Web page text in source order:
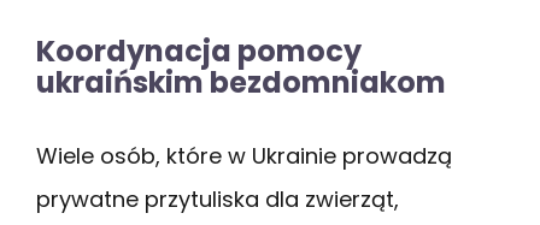
Koordynacja pomocy
ukraińskim bezdomniakom
Wiele osób, które w Ukrainie prowadzą
prywatne przytuliska dla zwierząt,